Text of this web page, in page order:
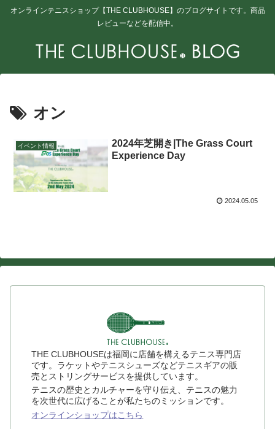
オンラインテニスショップ【THE CLUBHOUSE】のブログサイトです。商品
レビューなどを配信中。
オン
イベント情報
2024年芝開き|The Grass Court
Experience Day
2024.05.05
THE CLUBHOUSEは福岡に店舗を構えるテニス専門店
です。ラケットやテニスシューズなどテニスギアの販
売とストリングサービスを提供しています。
テニスの歴史とカルチャーを守り伝え、テニスの魅力
を次世代に広げることが私たちのミッションです。
オンラインショップはこちら